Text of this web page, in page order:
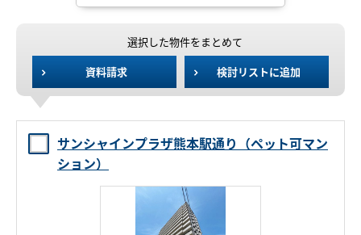
選択した物件をまとめて
資料請求
検討リストに追加
サンシャインプラザ熊本駅通り（ペット可マン
ション）